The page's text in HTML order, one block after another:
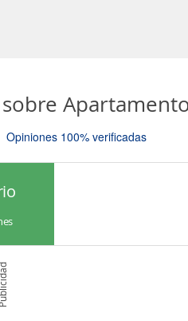
Opiniones 100% verificadas